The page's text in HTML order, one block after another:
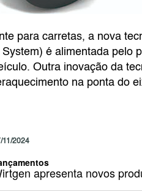
para carretas, a nova
é alimentada pelo
Outra inovação da
na ponta do
11/2024
apresenta novos